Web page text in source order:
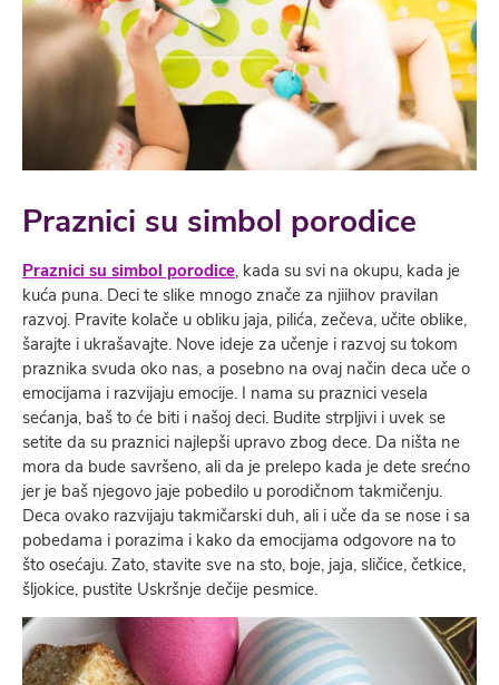
Praznici su simbol porodice
Praznici su simbol porodice, kada su svi na okupu, kada je
kuća puna. Deci te slike mnogo znače za njiihov pravilan
razvoj. Pravite kolače u obliku jaja, pilića, zečeva, učite oblike,
šarajte i ukrašavajte. Nove ideje za učenje i razvoj su tokom
praznika svuda oko nas, a posebno na ovaj način deca uče o
emocijama i razvijaju emocije. I nama su praznici vesela
sećanja, baš to će biti i našoj deci. Budite strpljivi i uvek se
setite da su praznici najlepši upravo zbog dece. Da ništa ne
mora da bude savršeno, ali da je prelepo kada je dete srećno
jer je baš njegovo jaje pobedilo u porodičnom takmičenju.
Deca ovako razvijaju takmičarski duh, ali i uče da se nose i sa
pobedama i porazima i kako da emocijama odgovore na to
što osećaju. Zato, stavite sve na sto, boje, jaja, sličice, četkice,
šljokice, pustite Uskršnje dečije pesmice.